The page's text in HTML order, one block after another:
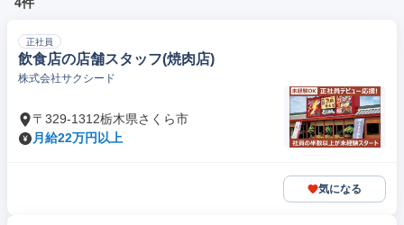
正社員
飲食店の店舗スタッフ(焼肉店)
株式会社サクシード
〒329-1312栃木県さくら市
月給22万円以上
気になる